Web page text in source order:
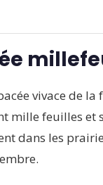
vivace de
mille feuilles et
dans les